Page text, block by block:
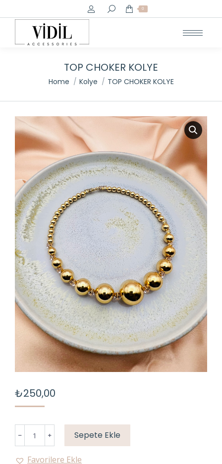
Search: 0
TOP CHOKER KOLYE
You are here:
Home Kolye TOP CHOKER KOLYE
₺250,00
CHOKER
Sepete Ekle
Favorilere Ekle